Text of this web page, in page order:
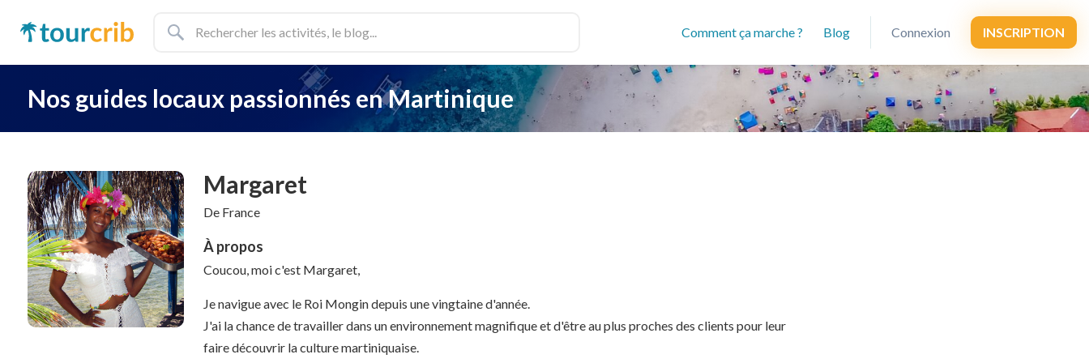
Comment ça marche ? Blog Connexion INSCRIPTION
Nos guides locaux passionnés en Martinique
Margaret
De France
À propos
Coucou, moi c'est Margaret,
Je navigue avec le Roi Mongin depuis une vingtaine d'année.
J'ai la chance de travailler dans un environnement magnifique et d'être au plus proches des clients pour leur
faire découvrir la culture martiniquaise.